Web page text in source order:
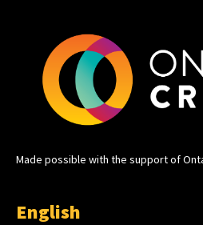
Made possible with the support of
English